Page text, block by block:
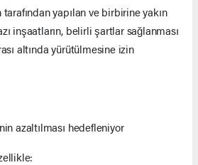
yapılan ve birbirine yakın
inşaatların, belirli şartlar sağlanması
altında yürütülmesine izin
azaltılması hedefleniyor